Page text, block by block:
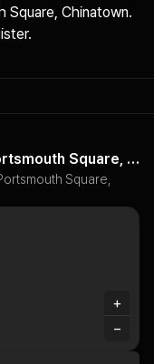
Square, Chinatown.
Origami Fountain, Japantown to Portsmouth Square, Chinatown
Square,
+
−